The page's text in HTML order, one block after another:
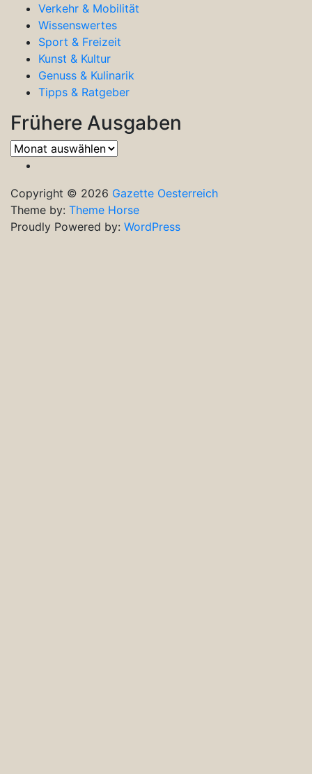
Verkehr & Mobilität
Wissenswertes
Sport & Freizeit
Kunst & Kultur
Genuss & Kulinarik
Tipps & Ratgeber
Frühere Ausgaben
Frühere
Ausgaben
Copyright © 2026 Gazette Oesterreich
Theme by: Theme Horse
Proudly Powered by: WordPress